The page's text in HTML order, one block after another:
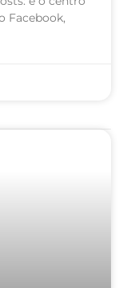
Facebook,